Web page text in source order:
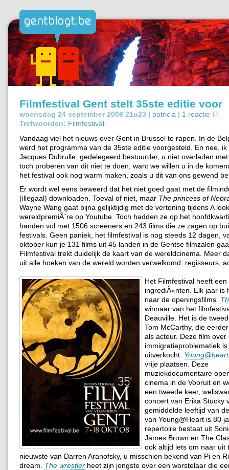
Filmfestival Gent stelt 35ste editie voor
woensdag 24 september 2008 21u23 | patricia | 1 reactie
Trefwoorden: Filmfestival
Vandaag viel het nieuws over Gent in Brussel te rapen. In de
werd het programma van de 35ste editie voorgesteld. En nee, ik
Jacques Dubrulle, gedelegeerd bestuurder, u niet overladen
toch proberen van dit niet te doen, want we willen u in de
het festival ook nog warm maken, zoals u dit van ons gewend
Er wordt wel eens beweerd dat het niet goed gaat met de
(illegaal) downloaden. Toeval of niet, maar The princess of
Wayne Wang gaat bijna gelijktijdig met de vertoning tijdens A
wereldpremiÃ¨re op Youtube. Toch hadden ze op het
handen vol met 1506 screeners en 243 films die ze zagen op
festivals. Geen paniek, het filmfestival is nog steeds 12 dagen,
oktober kun je 131 films uit 45 landen in de Gentse filmzalen
Filmfestival trekt duidelijk de kaart van de wereldcinema. Meer
uit alle hoeken van de wereld worden verwelkomd: regisseurs,
Het Filmfestival heeft
ingrediÃ«nten. Elk jaar is
naar de openingsfilms.
winnaar van het
Deauville. Het is de
Tom McCarthy, die
als acteur. Deze film over
immigratieproblematiek
uitverkocht. Young@heart
vrije plaatsen. Deze
muziekdocumentaire
cinema in de Vooruit en
een tweede keer,
concert van Erika Stucky
gemiddelde leeftijd van
van Young@Heart is 80
repertoire bestaat uit
James Brown en The
ook altijd iets om naar uit
nieuwste van Darren Aranofsky, u misschien bekend van Pi en
dream. The wrestler heet zijn jongste over een worstelaar die